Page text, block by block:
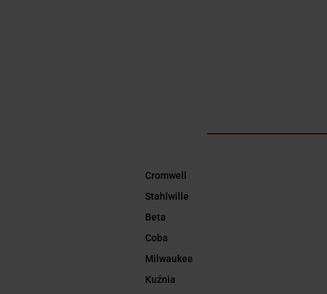
Cromwell
Stahlwille
Beta
Coba
Milwaukee
Kuźnia